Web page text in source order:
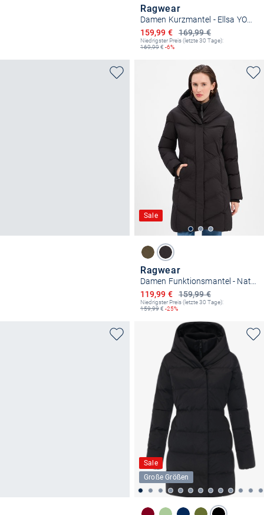
Ragwear
Damen Kurzmantel - Ellsa YOUMODO
169,99 €
Ermäßigter Preis
159,99 €
Niedrigster Preis (letzte 30 Tage):
169,99€ -6%
Sale
Ragwear
159,99 €
Ermäßigter Preis
119,99 €
Niedrigster Preis (letzte 30 Tage):
159,99€ -25%
Sale
Große Größen